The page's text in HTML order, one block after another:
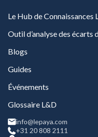
Le Hub de Connaissances
Outil d’analyse des écarts
Blogs
Guides
Événements
Glossaire L&D
info@lepaya.com
+31 20 808 2111